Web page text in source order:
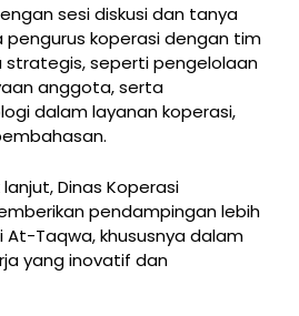
sesi diskusi dan tanya
koperasi dengan tim
strategis, seperti pengelolaan
anggota, serta
dalam layanan koperasi,
Dinas Koperasi
pendampingan lebih
Taqwa, khususnya dalam
yang inovatif dan